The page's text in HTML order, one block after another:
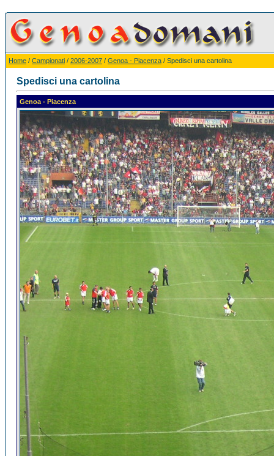
Home / Campionati / 2006-2007 / Genoa - Piacenza / Spedisci una cartolina
Spedisci una cartolina
Genoa - Piacenza